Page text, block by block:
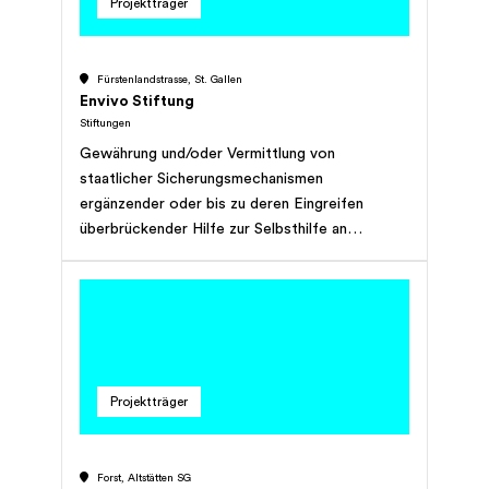
Projektträger
Fürstenlandstrasse, St. Gallen
Envivo Stiftung
Stiftungen
Gewährung und/oder Vermittlung von
staatlicher Sicherungsmechanismen
ergänzender oder bis zu deren Eingreifen
überbrückender Hilfe zur Selbsthilfe an
biografischen Ausnahmesituationen und
Projektträger
Forst, Altstätten SG